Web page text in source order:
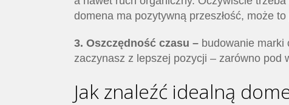
domena ma pozytywną przeszłość, może
3. Oszczędność czasu – budowanie marki
zaczynasz z lepszej pozycji – zarówno pod
Jak znaleźć idealną